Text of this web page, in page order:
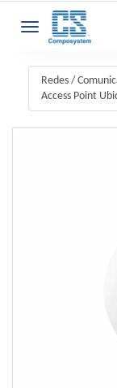
Toggle navigation
Redes /
Access Point